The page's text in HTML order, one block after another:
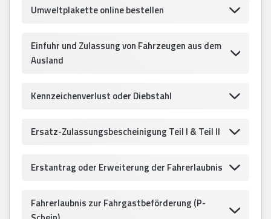
Umweltplakette online bestellen
Einfuhr und Zulassung von Fahrzeugen aus dem
Ausland
Kennzeichenverlust oder Diebstahl
Ersatz-Zulassungsbescheinigung Teil I & Teil II
Erstantrag oder Erweiterung der Fahrerlaubnis
Fahrerlaubnis zur Fahrgastbeförderung (P-